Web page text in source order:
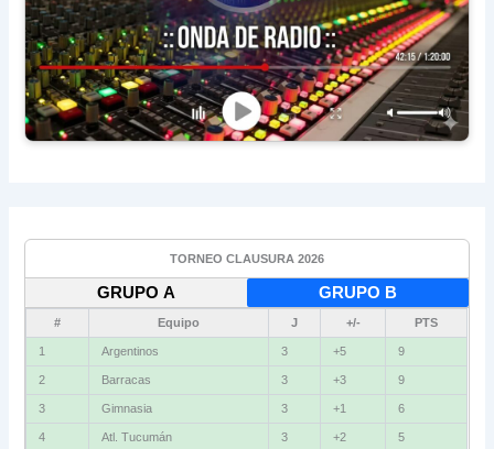
TORNEO CLAUSURA 2026
GRUPO A GRUPO B
# Equipo J +/- PTS
1 Vélez 3 +4 9
2 Independiente 3 +2 6
3 Gimnasia (M) 3 +2 6
4 Instituto 3 +1 6